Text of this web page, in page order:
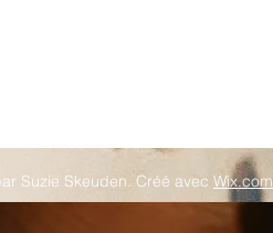
Suzie Skeuden. Créé avec Wix.com